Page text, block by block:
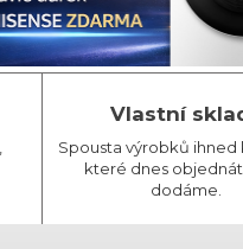
Vlastní
Spousta výrobků ihned
které dnes
dodáme.